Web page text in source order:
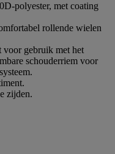
polyester, met coating
rollende wielen
voor gebruik met het
schouderriem voor
zijden.